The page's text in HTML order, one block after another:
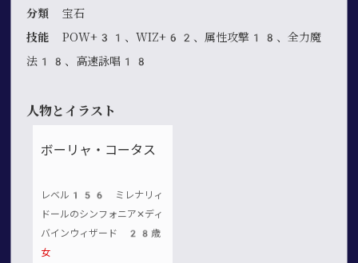
分類 宝石
技能 POW+31、WIZ+62、属性攻撃18、全力魔
法18、高速詠唱18
人物とイラスト
ボーリャ・コータス
レベル156 ミレナリィ
ドールのシンフォニア✕ディ
バインウィザード 28歳
女